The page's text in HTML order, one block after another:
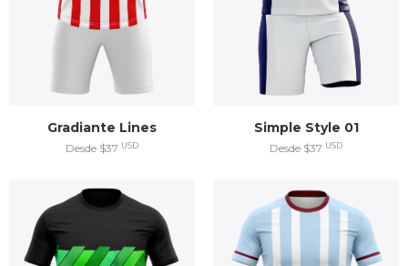
Gradiante Lines
Desde $37 USD
Simple Style 01
Desde $37 USD